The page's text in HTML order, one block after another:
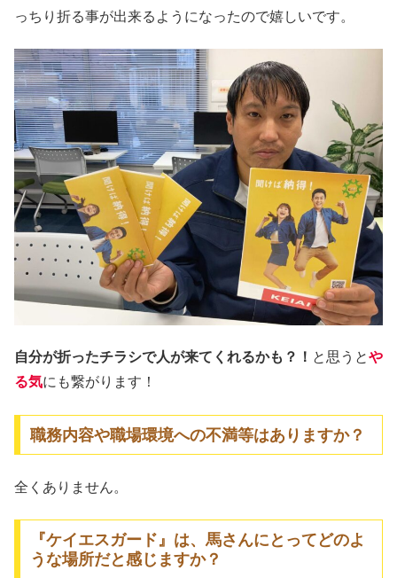
っちり折る事が出来るようになったので嬉しいです。
自分が折ったチラシで人が来てくれるかも？！ と思うとや
る気にも繋がります！
職務内容や職場環境への不満等はありますか？
全くありません。
『ケイエスガード』は、馬さんにとってどのよ
うな場所だと感じますか？